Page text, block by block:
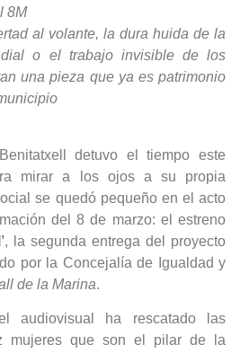
8M
al volante, la dura huida de la
o el trabajo invisible de los
una pieza que ya es patrimonio
detuvo el tiempo este
mirar a los ojos a su propia
se quedó pequeño en el acto
del 8 de marzo: el estreno
, la segunda entrega del proyecto
por la Concejalía de Igualdad y
de la Marina.
audiovisual ha rescatado las
mujeres que son el pilar de la